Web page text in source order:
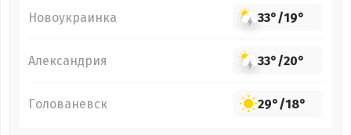
Новоукраинка 33°/19°
Александрия 33°/20°
Голованевск 29°/18°